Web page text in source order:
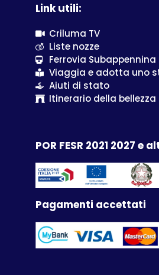
Link utili:
Criluma TV
Liste nozze
Ferrovia
Viaggia e adotta uno
Aiuti di stato
Itinerario della bellezza
POR FESR 2021 2027 e
Pagamenti accettati